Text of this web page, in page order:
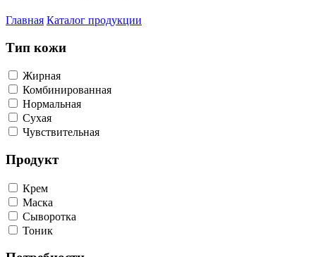
Главная Каталог продукции
Тип кожи
Жирная
Комбинированная
Нормальная
Сухая
Чувствительная
Продукт
Крем
Маска
Сыворотка
Тоник